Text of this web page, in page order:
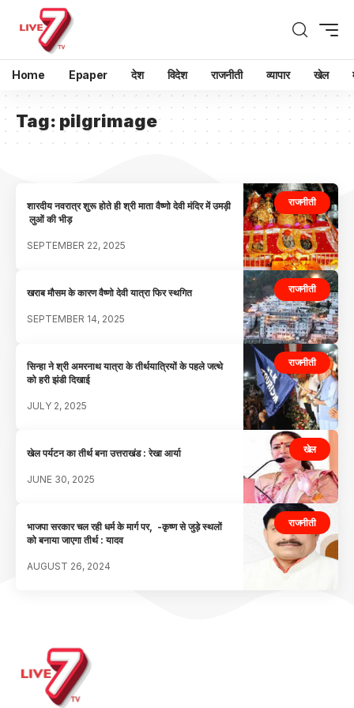
Home Epaper देश विदेश राजनीती व्यापार खेल
Tag: pilgrimage
राजनीती
शारदीय नवरात्र शुरू होते ही श्री माता वैष्णो देवी मंदिर में उमड़ी
लुओं की भीड़
SEPTEMBER 22, 2025
राजनीती
खराब मौसम के कारण वैष्णो देवी यात्रा फिर स्थगित
SEPTEMBER 14, 2025
राजनीती
सिन्हा ने श्री अमरनाथ यात्रा के तीर्थयात्रियों के पहले जत्थे
को हरी झंडी दिखाई
JULY 2, 2025
खेल
खेल पर्यटन का तीर्थ बना उत्तराखंड : रेखा आर्या
JUNE 30, 2025
राजनीती
भाजपा सरकार चल रही धर्म के मार्ग पर, -कृष्ण से जुड़े स्थलों
को बनाया जाएगा तीर्थ : यादव
AUGUST 26, 2024